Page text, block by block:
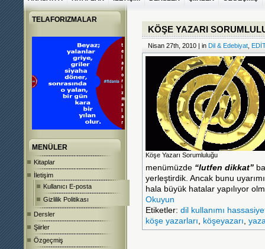
TELAFORIZMALAR
MENÜLER
Kitaplar
İletişim
Kullanıcı E-posta
Gizlilik Politikası
Dersler
Şiirler
Özgeçmiş
KÖŞE YAZARI
Nisan 27th, 2010 | in Dil & Edebiyat
Köşe Yazarı Sorumluluğu
menümüzde “lutfen dikkat”
yerleştirdik. Ancak bunu
hala büyük hatalar yapılıyor
Okuyun
Etiketler: dil kullanımı
köşe yazarları, köşeyazarı,